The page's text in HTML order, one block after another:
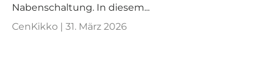
Nabenschaltung. In diesem...
CenKikko | 31. März 2026